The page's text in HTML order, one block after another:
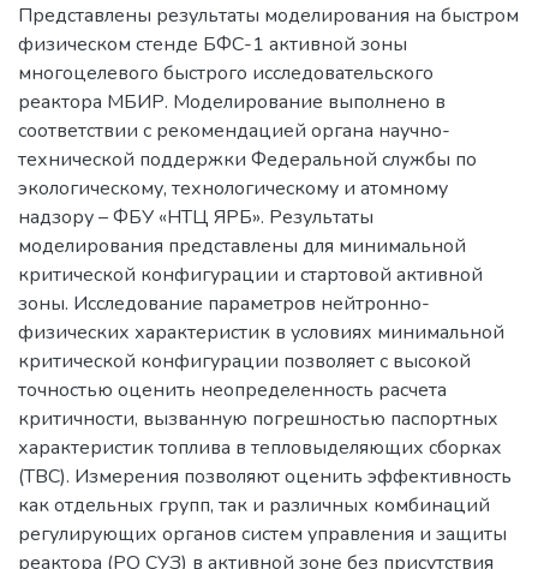
Представлены результаты моделирования на быстром
физическом стенде БФС-1 активной зоны
многоцелевого быстрого исследовательского
реактора МБИР. Моделирование выполнено в
соответствии с рекомендацией органа научно-
технической поддержки Федеральной службы по
экологическому, технологическому и атомному
надзору – ФБУ «НТЦ ЯРБ». Результаты
моделирования представлены для минимальной
критической конфигурации и стартовой активной
зоны. Исследование параметров нейтронно-
физических характеристик в условиях минимальной
критической конфигурации позволяет с высокой
точностью оценить неопределенность расчета
критичности, вызванную погрешностью паспортных
характеристик топлива в тепловыделяющих сборках
(ТВС). Измерения позволяют оценить эффективность
как отдельных групп, так и различных комбинаций
регулирующих органов систем управления и защиты
реактора (РО СУЗ) в активной зоне без присутствия